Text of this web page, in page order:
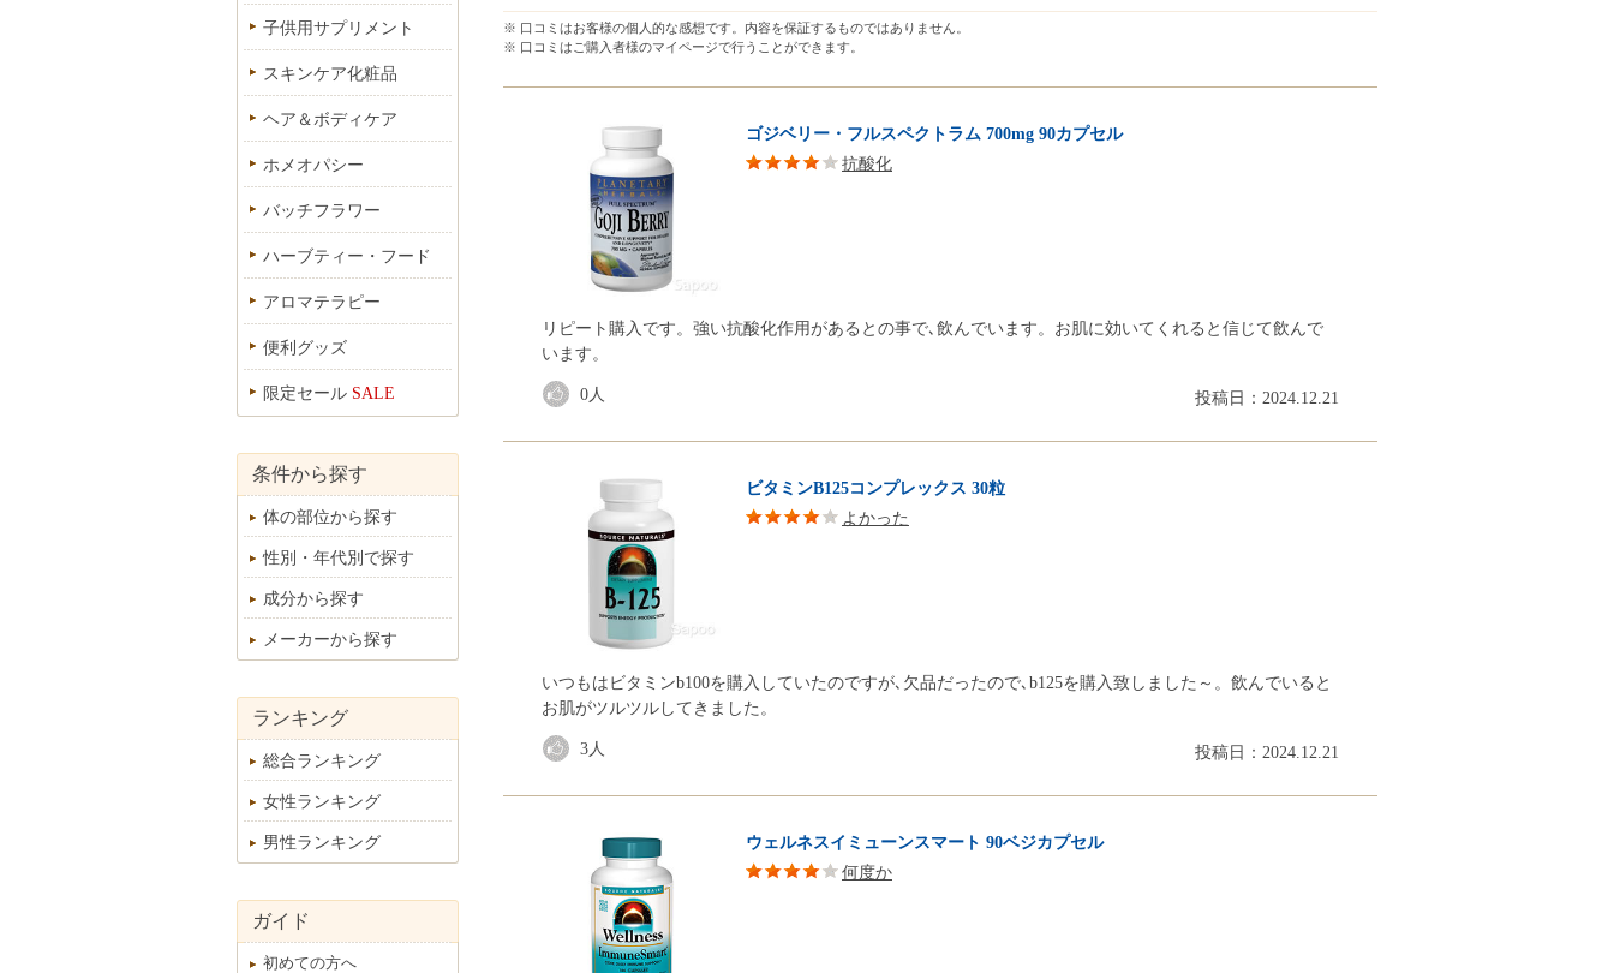
※ 口コミはお客様の個人的な感想です。内容を保証するものではありません。
※ 口コミはご購入者様のマイページで行うことができます。
ゴジベリー・フルスペクトラム 700mg 90カプセル
抗酸化
リピート購入です。強い抗酸化作用があるとの事で､飲んでいます。お肌に効いてくれると信じて飲んで
います。
投稿日：2024.12.21
0人
ビタミンB125コンプレックス 30粒
よかった
いつもはビタミンb100を購入していたのですが､欠品だったので､b125を購入致しました～。飲んでいると
お肌がツルツルしてきました。
投稿日：2024.12.21
3人
ウェルネスイミューンスマート 90ベジカプセル
何度か
子供用サプリメント
スキンケア化粧品
ヘア＆ボディケア
ホメオパシー
バッチフラワー
ハーブティー・フード
アロマテラピー
便利グッズ
限定セール SALE
条件から探す
体の部位から探す
性別・年代別で探す
成分から探す
メーカーから探す
ランキング
総合ランキング
女性ランキング
男性ランキング
ガイド
初めての方へ